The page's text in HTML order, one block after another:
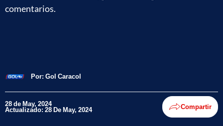
comentarios.
Por: Gol Caracol
28 de May, 2024
Actualizado: 28 De May, 2024 Compartir